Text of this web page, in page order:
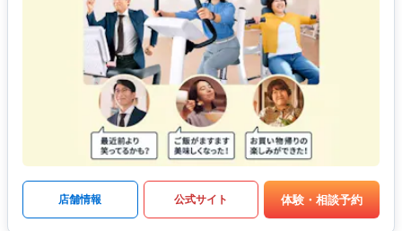
店舗情報 公式サイト 体験・相談予約